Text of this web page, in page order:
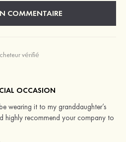
COMMENTAIRE
vérifié
OCCASION
wearing it to my granddaughter’s
highly recommend your company to